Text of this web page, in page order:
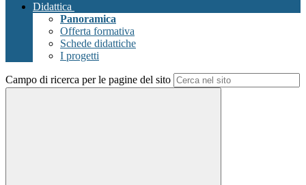
Didattica
Panoramica
Offerta formativa
Schede didattiche
I progetti
Campo di ricerca per le pagine del sito